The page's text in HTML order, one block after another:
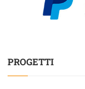
PROGETTI